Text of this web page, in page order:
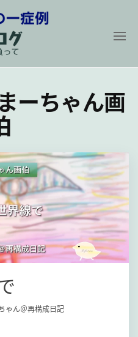
まーちゃん画
ゃん＠再構成日記